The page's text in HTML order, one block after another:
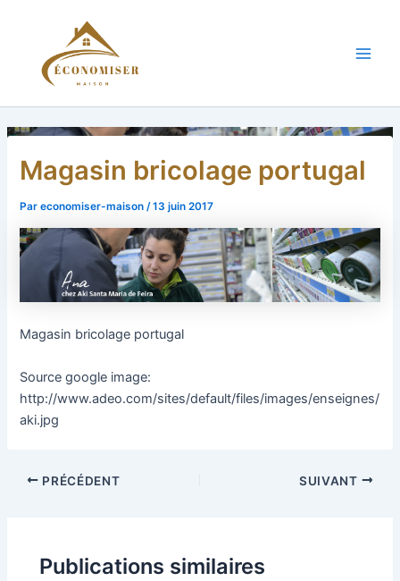
Magasin bricolage portugal
Pareconomiser-maison/13 juin 2017
Magasin bricolage portugal
Source google image:
http://www.adeo.com/sites/default/files/images/enseignes/
aki.jpg
PRÉCÉDENT SUIVANT
Publications similaires